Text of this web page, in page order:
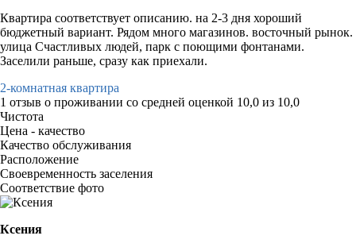
Квартира соответствует описанию. на 2-3 дня хороший
бюджетный вариант. Рядом много магазинов. восточный рынок.
улица Счастливых людей, парк с поющими фонтанами.
Заселили раньше, сразу как приехали.
2-комнатная квартира
1 отзыв о проживании со средней оценкой 10,0 из 10,0
Чистота
Цена - качество
Качество обслуживания
Расположение
Своевременность заселения
Соответствие фото
Ксения